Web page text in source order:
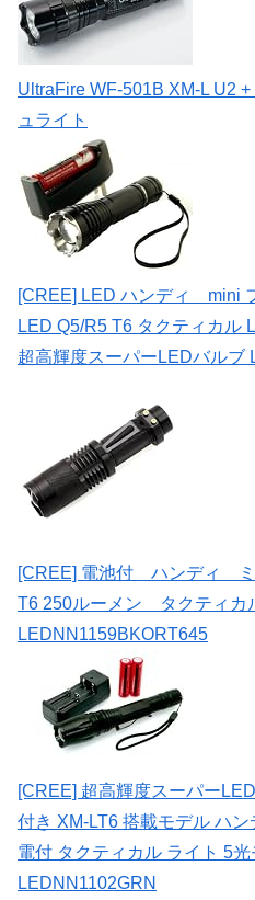
UltraFire WF-501B XM-L U2
ュライト
[CREE] LED ハンディ mini
LED Q5/R5 T6 タクティカル
超高輝度スーパーLEDバルブ
[CREE] 電池付 ハンディ ミ
T6 250ルーメン タクティカ
LEDNN1159BKORT645
[CREE] 超高輝度スーパー
付き XM-LT6 搭載モデル ハ
電付 タクティカル ライト 5
LEDNN1102GRN